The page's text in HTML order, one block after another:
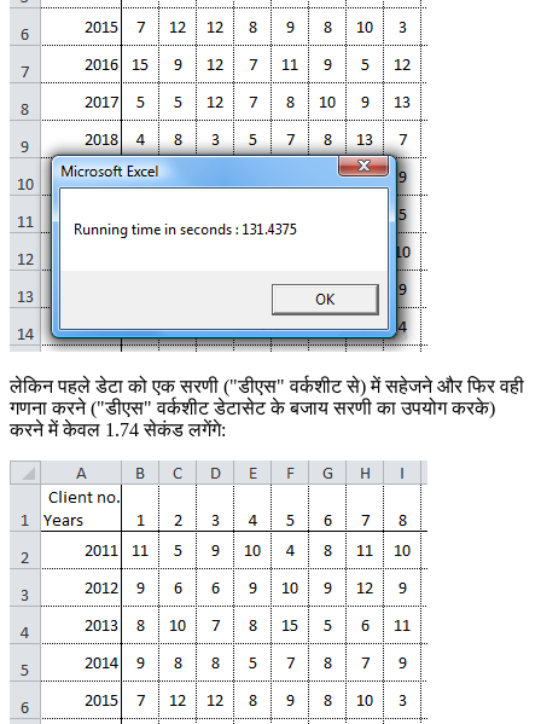
लेकिन पहले डेटा को एक सरणी ("डीएस" वर्कशीट से) में सहेजने और फिर वही
गणना करने ("डीएस" वर्कशीट डेटासेट के बजाय सरणी का उपयोग करके)
करने में केवल 1.74 सेकंड लगेंगे: